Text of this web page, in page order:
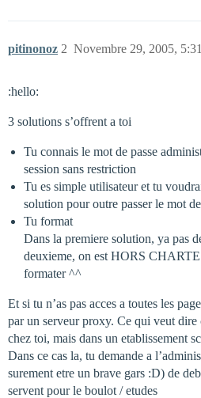
pitinonoz Novembre 29, 2005, 5:31
2
:hello:
3 solutions s’offrent a toi
Tu connais le mot de passe
session sans restriction
Tu es simple utilisateur et tu
solution pour outre passer le mot
Tu format
Dans la premiere solution, ya pas
deuxieme, on est HORS
formater ^^
Et si tu n’as pas acces a toutes les
par un serveur proxy. Ce qui veut dire
chez toi, mais dans un etablissement
Dans ce cas la, tu demande a
surement etre un brave gars :D) de
servent pour le boulot / etudes